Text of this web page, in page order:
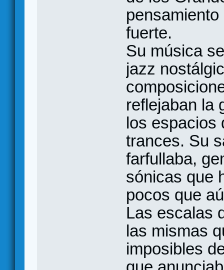
fuerte.
Su música
jazz
reflejaban la
los espacios
trances. Su
farfullaba,
sónicas que
pocos que
Las escalas
las mismas
imposibles